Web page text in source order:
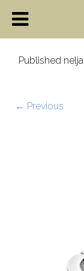
62-
Published
← Previous